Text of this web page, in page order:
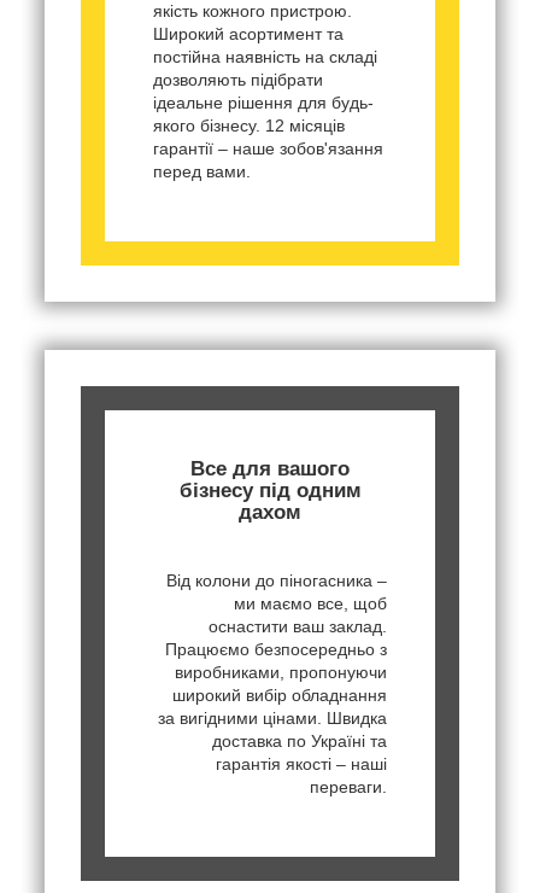
якість кожного пристрою.
Широкий асортимент та
постійна наявність на складі
дозволяють підібрати
ідеальне рішення для будь-
якого бізнесу. 12 місяців
гарантії – наше зобов'язання
перед вами.
Все для вашого
бізнесу під одним
дахом
Від колони до піногасника –
ми маємо все, щоб
оснастити ваш заклад.
Працюємо безпосередньо з
виробниками, пропонуючи
широкий вибір обладнання
за вигідними цінами. Швидка
доставка по Україні та
гарантія якості – наші
переваги.